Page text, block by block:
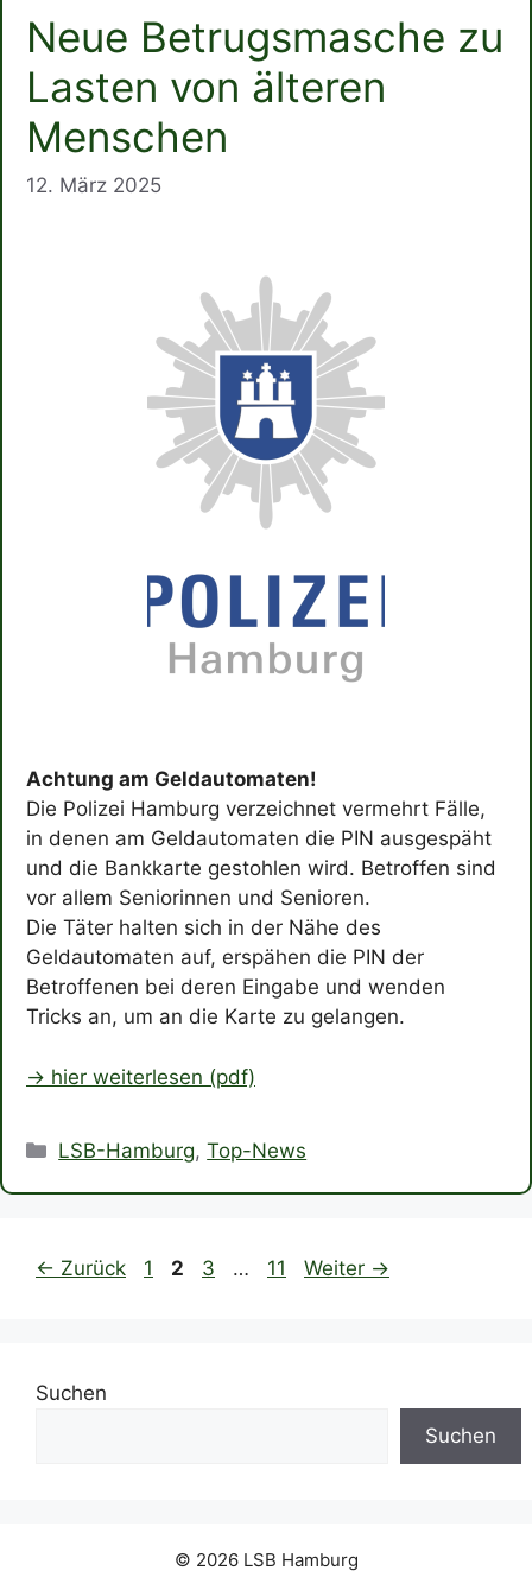
Neue Betrugsmasche zu
Lasten von älteren
Menschen
12. März 2025
Achtung am Geldautomaten!
Die Polizei Hamburg verzeichnet vermehrt Fälle,
in denen am Geldautomaten die PIN ausgespäht
und die Bankkarte gestohlen wird. Betroffen sind
vor allem Seniorinnen und Senioren.
Die Täter halten sich in der Nähe des
Geldautomaten auf, erspähen die PIN der
Betroffenen bei deren Eingabe und wenden
Tricks an, um an die Karte zu gelangen.
-> hier weiterlesen (pdf)
Kategorien
LSB-Hamburg,Top-News
← Zurück Seite
1 Seite
2 Seite
3 … Seite
11 Weiter →
Suchen
Suchen
© 2026 LSB Hamburg